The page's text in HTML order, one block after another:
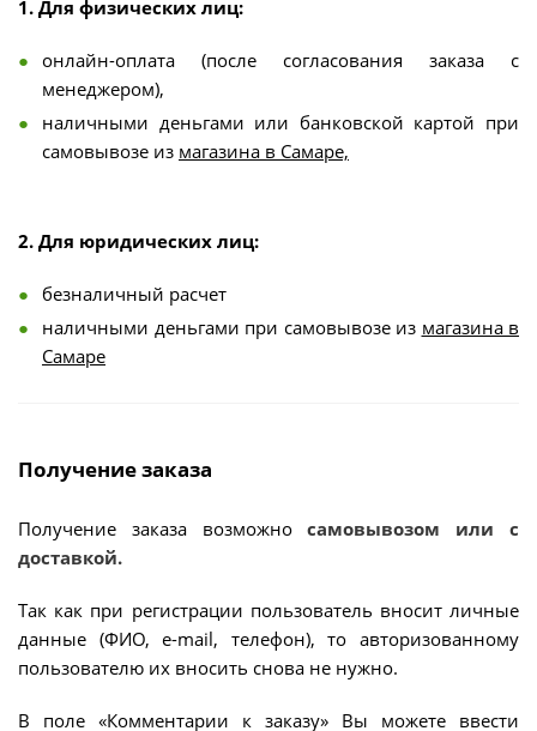
1. Для физических лиц:
онлайн-оплата (после согласования заказа с
менеджером),
наличными деньгами или банковской картой при
самовывозе из магазина в Самаре,
2. Для юридических лиц:
безналичный расчет
наличными деньгами при самовывозе из магазина в
Самаре
Получение заказа
Получение заказа возможносамовывозом или с
доставкой.
Так как при регистрации пользователь вносит личные
данные (ФИО, e-mail, телефон), то авторизованному
пользователю их вносить снова не нужно.
В поле «Комментарии к заказу» Вы можете ввести